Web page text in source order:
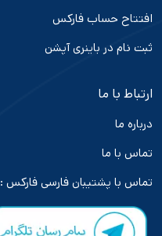
افتتاح حساب فارکس
ثبت نام در باینری آپشن
ارتباط با ما
درباره ما
تماس با ما
تماس با پشتیبان فارسی فارکس :